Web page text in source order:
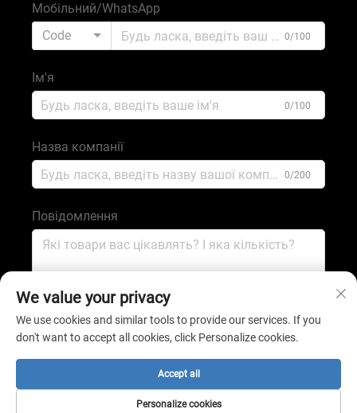
Мобільний/WhatsApp
Code
0/100
Ім'я
0/100
Назва компанії
0/200
Повідомлення
Надіслати
Усі права захищено © 2025 компанією Шіцзячжуань
We value your privacy
We use cookies and similar tools to provide our services. If you
don't want to accept all cookies, click Personalize cookies.
Personalize cookies
Accept all